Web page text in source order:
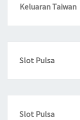
Keluaran Taiwan
Slot Pulsa
Slot Pulsa